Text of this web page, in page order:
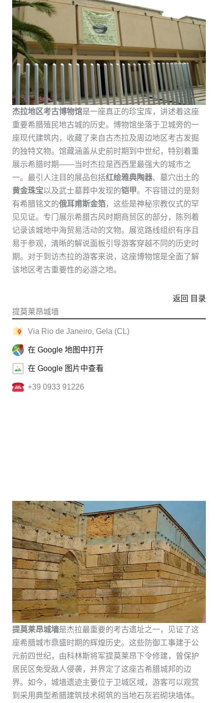
杰拉地区考古博物馆是一座真正的珍宝库，讲述着这座
重要希腊殖民地古城的历史。博物馆坐落于卫城旁的一
座现代建筑内，收藏了来自古杰拉及周边地区考古发掘
的独特文物。馆藏涵盖从史前时期到中世纪，特别着重
展示希腊时期——当时杰拉是西西里最强大的城市之
一。最引人注目的展品包括红绘雅典陶器、墓穴出土的
黄金珠宝以及武士墓葬中发现的铠甲。不容错过的是刻
有希腊铭文的俄耳甫斯金箔，这些是神秘宗教仪式的罕
见见证。专门展示希腊古风时期商贸区的部分，陈列着
记录该城地中海贸易活动的文物。展览路线组织有序且
易于参观，清晰的解说面板引导游客穿越不同的历史时
期。对于到访杰拉的游客来说，这座博物馆是全面了解
该地区考古重要性的必游之地。
提莫莱昂城墙
返回 目录
Via Rio de Janeiro, Gela (CL)
在 Google 地图中打开
在 Google 图片中查看
+39 0933 91226
提莫莱昂城墙是杰拉最重要的考古遗址之一，见证了这
座希腊城市鼎盛时期的辉煌历史。这些防御工事建于公
元前四世纪，由科林斯将军提莫莱昂下令修建，曾保护
居民区免受敌人侵袭，并界定了这座古希腊城邦的边
界。如今，城墙遗迹主要位于卫城区域，游客可以观赏
到采用典型希腊建筑技术砌筑的当地石灰岩砌块墙体。